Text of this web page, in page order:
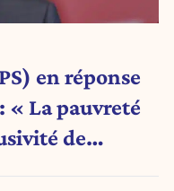
en réponse
« La pauvreté
de